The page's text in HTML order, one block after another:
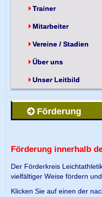
Trainer
Mitarbeiter
Vereine / Stadien
Über uns
Unser Leitbild
Förderung
Förderung innerhalb
Der Förderkreis
vielfältiger Weise fördern
Klicken Sie auf einen der